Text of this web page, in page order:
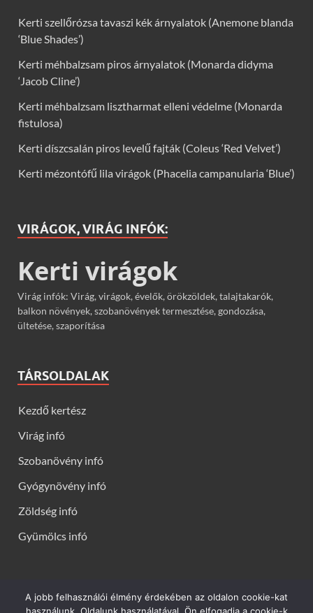
Kerti szellőrózsa tavaszi kék árnyalatok (Anemone blanda
‘Blue Shades’)
Kerti méhbalzsam piros árnyalatok (Monarda didyma
‘Jacob Cline’)
Kerti méhbalzsam lisztharmat elleni védelme (Monarda
fistulosa)
Kerti díszcsalán piros levelű fajták (Coleus ‘Red Velvet’)
Kerti mézontófű lila virágok (Phacelia campanularia ‘Blue’)
VIRÁGOK, VIRÁG INFÓK:
Kerti virágok
Virág infók: Virág, virágok, évelők, örökzöldek, talajtakarók,
balkon növények, szobanövények termesztése, gondozása,
ültetése, szaporítása
TÁRSOLDALAK
Kezdő kertész
Virág infó
Szobanövény infó
Gyógynövény infó
Zöldség infó
Gyümölcs infó
Kerti virágok - Virág infók: Virág, virágok, évelők, örökzöldek,
A jobb felhasználói élmény érdekében az oldalon cookie-kat